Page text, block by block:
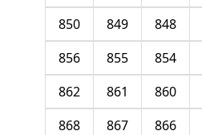
848
849
850
854
855
856
860
861
862
866
867
868